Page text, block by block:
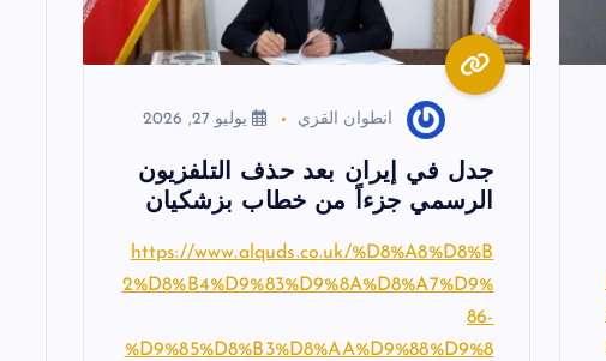
انطوان القزي يوليو 27, 2026
جدل في إيران بعد حذف التلفزيون
الرسمي جزءاً من خطاب بزشكيان
https://www.alquds.co.uk/%D8%A8%D8%B
2%D8%B4%D9%83%D9%8A%D8%A7%D9%
86-
%D9%85%D8%B3%D8%AA%D9%88%D9%8